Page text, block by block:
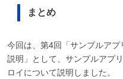
まとめ
今回は、第4回「サンプルア
説明」として、サンプルアプ
ロイについて説明しました。